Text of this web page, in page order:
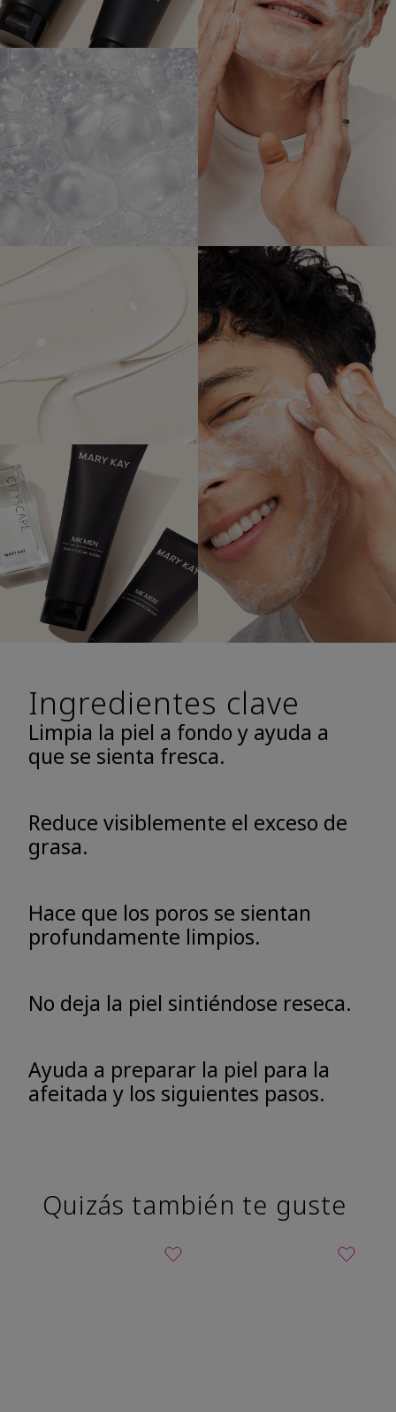
Ingredientes clave
Limpia la piel a fondo y ayuda a
que se sienta fresca.
Reduce visiblemente el exceso de
grasa.
Hace que los poros se sientan
profundamente limpios.
No deja la piel sintiéndose reseca.
Ayuda a preparar la piel para la
afeitada y los siguientes pasos.
Quizás también te guste